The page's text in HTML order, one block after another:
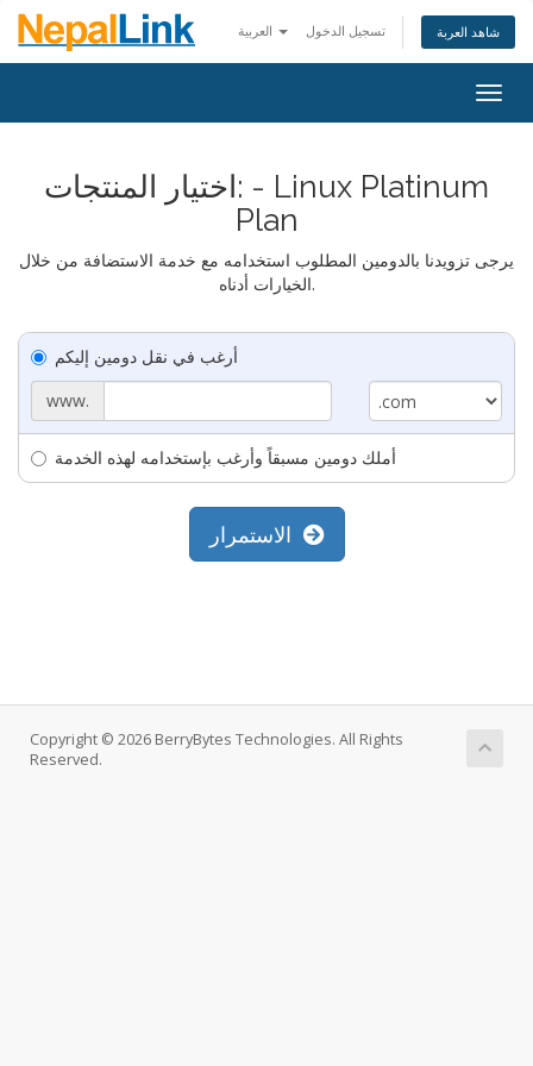
تسجيل الدخول شاهد العربة
اختيار المنتجات: - Linux Platinum
Plan
يرجى تزويدنا بالدومين المطلوب استخدامه مع خدمة الاستضافة من خلال
الخيارات أدناه.
أرغب في نقل دومين إليكم
www.
أملك دومين مسبقاً وأرغب بإستخدامه لهذه الخدمة
Copyright © 2026 BerryBytes Technologies. All Rights
Reserved.